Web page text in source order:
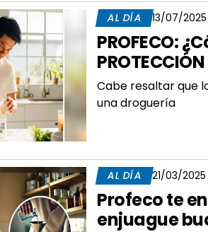
AL DÍA 13/07/2025
PROFECO:
Cabe resaltar que
una droguería
AL DÍA 21/03/2025
Profeco te
enjuague